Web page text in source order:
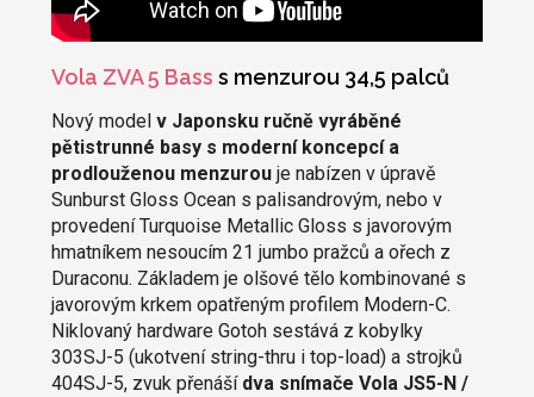
Vola ZVA 5 Bass s menzurou 34,5 palců
Nový model v Japonsku ručně vyráběné
pětistrunné basy s moderní koncepcí a
prodlouženou menzurouje nabízen v úpravě
Sunburst Gloss Ocean s palisandrovým, nebo v
provedení Turquoise Metallic Gloss s javorovým
hmatníkem nesoucím 21 jumbo pražců a ořech z
Duraconu. Základem je olšové tělo kombinované s
javorovým krkem opatřeným profilem Modern-C.
Niklovaný hardware Gotoh sestává z kobylky
303SJ-5 (ukotvení string-thru i top-load) a strojků
404SJ-5, zvuk přenáší dva snímače Vola JS5-N /